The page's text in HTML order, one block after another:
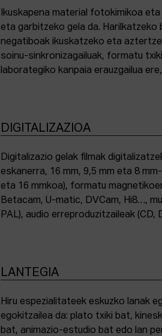
Ikuskapena material fotokimikoa
eta garbitzeko gela da. Harilkatzeko
negatiboak ikuskatzeko eta
soinu-sinkronizagailuak, formatu
laborategiko kanpaia erauzgailua
DIGITALIZAZIOA
Digitalizazio gelak filmak
eskanerra, 16 mm, 9,5 mm eta 8
eta 16 mmkoa), formatu
Betacam, U-matic, DVCam, Hi8…,
PAL), audio erreproduzitzaileak (CD,
LANTEGIA
Hiru espezialitateek eskuzko lanak
egokitzailea da: plato txiki bat,
bat, animazio-estudio bat edo lan